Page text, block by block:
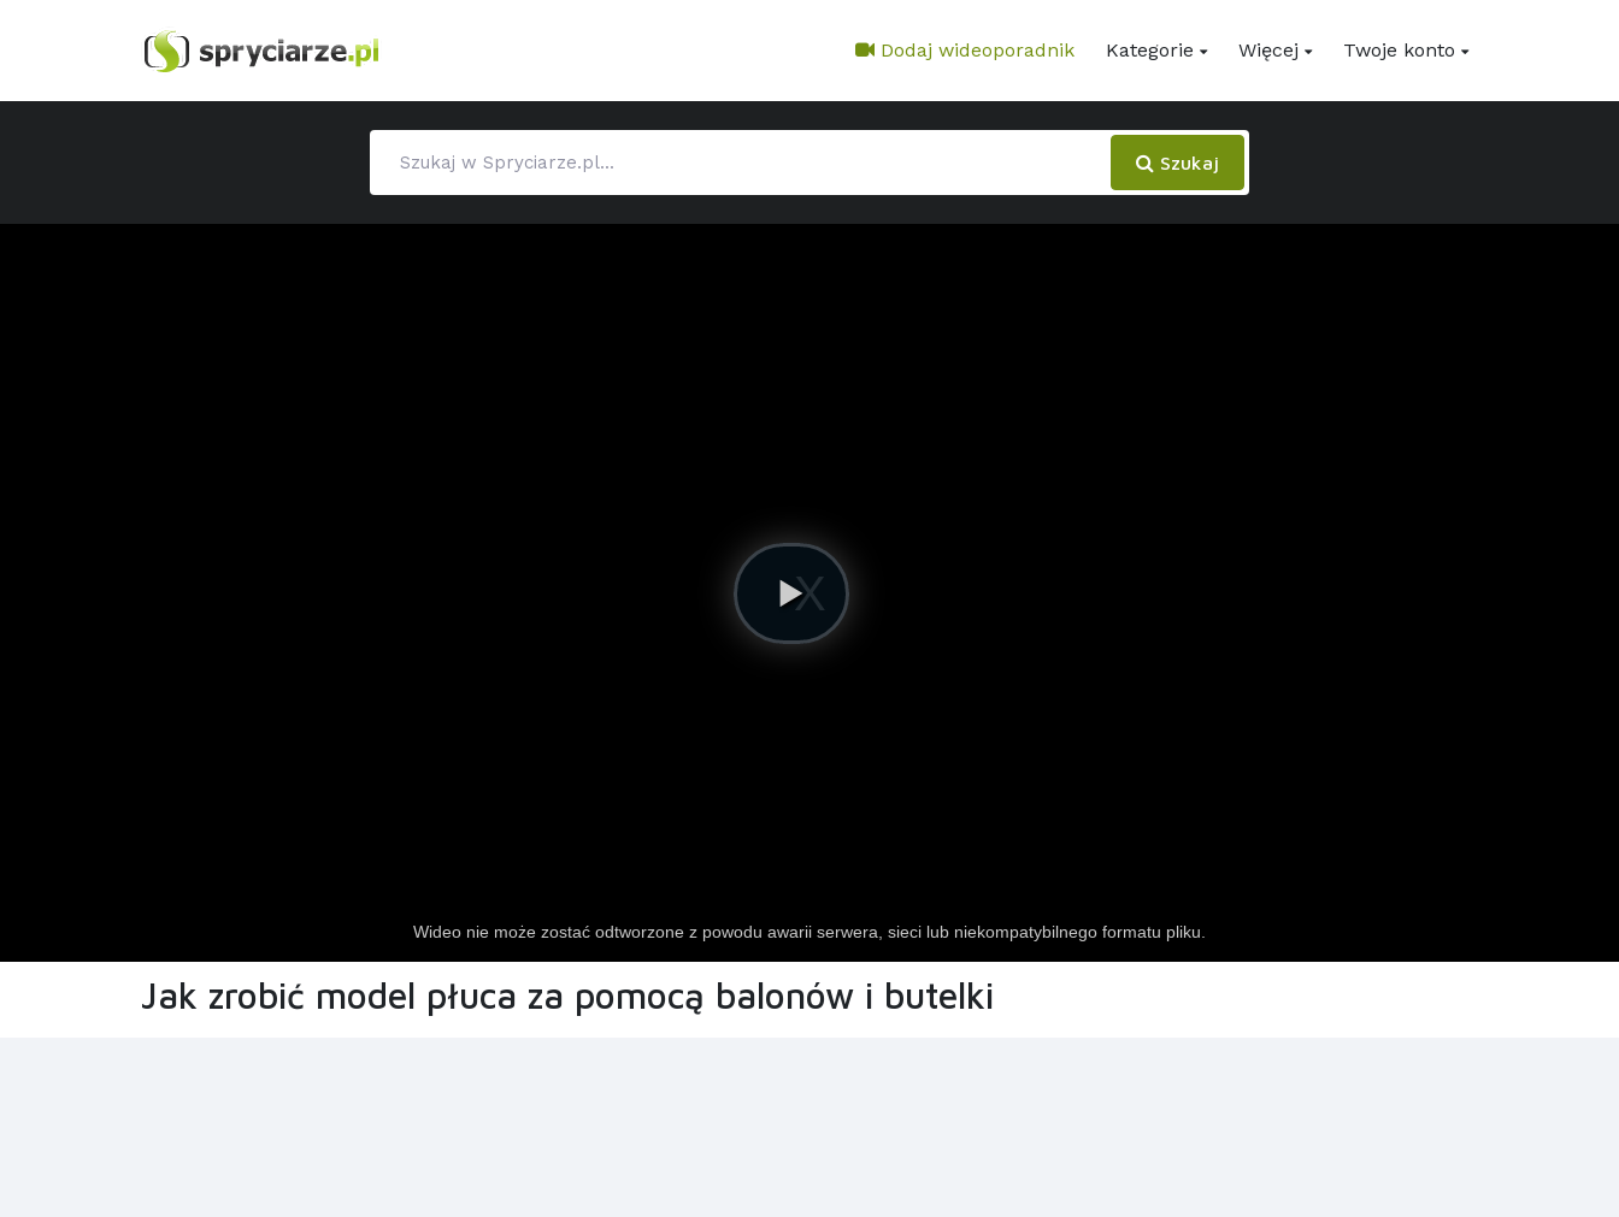
Dodaj wideoporadnik Kategorie Więcej Twoje konto
Szukaj
Jak zrobić model płuca za pomocą balonów i butelki